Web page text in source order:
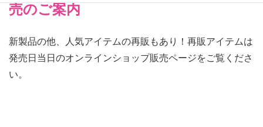
売のご案内
新製品の他、人気アイテムの再販もあり！再販アイテムは
発売日当日のオンラインショップ販売ページをご覧くださ
い。